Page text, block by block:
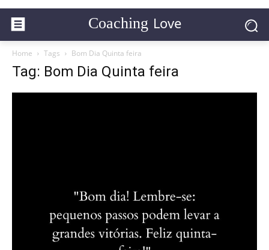
Coaching Love
Home Tags Bom Dia Quinta feira
Tag: Bom Dia Quinta feira